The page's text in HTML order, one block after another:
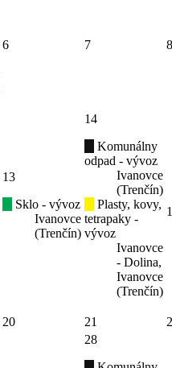
6 7 8
13
Sklo - vývoz
Ivanovce
(Trenčín)
14
Komunálny
odpad - vývoz
Ivanovce
(Trenčín)
Plasty, kovy,
tetrapaky -
vývoz
Ivanovce
- Dolina,
Ivanovce
(Trenčín)
20 21
28